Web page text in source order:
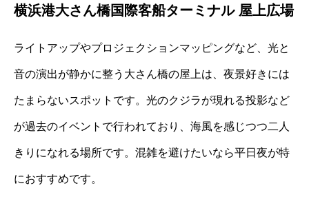
横浜港大さん橋国際客船ターミナル 屋上広場
ライトアップやプロジェクションマッピングなど、光と
音の演出が静かに整う大さん橋の屋上は、夜景好きには
たまらないスポットです。光のクジラが現れる投影など
が過去のイベントで行われており、海風を感じつつ二人
きりになれる場所です。混雑を避けたいなら平日夜が特
におすすめです。